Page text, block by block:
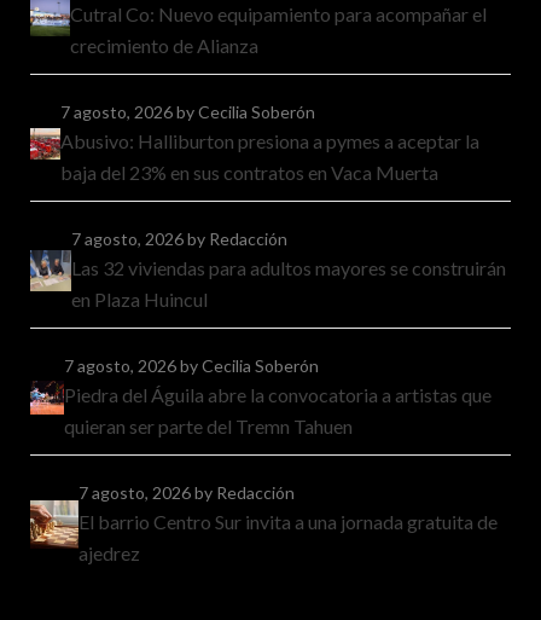
Cutral Co: Nuevo equipamiento para acompañar el
crecimiento de Alianza
7 agosto, 2026by Cecilia Soberón
Abusivo: Halliburton presiona a pymes a aceptar la
baja del 23% en sus contratos en Vaca Muerta
7 agosto, 2026by Redacción
Las 32 viviendas para adultos mayores se construirán
en Plaza Huincul
7 agosto, 2026by Cecilia Soberón
Piedra del Águila abre la convocatoria a artistas que
quieran ser parte del Tremn Tahuen
7 agosto, 2026by Redacción
El barrio Centro Sur invita a una jornada gratuita de
ajedrez